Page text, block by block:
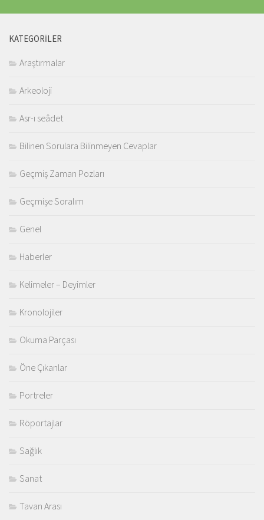
KATEGORILER
Araştırmalar
Arkeoloji
Asr-ı seâdet
Bilinen Sorulara Bilinmeyen Cevaplar
Geçmiş Zaman Pozları
Geçmişe Soralım
Genel
Haberler
Kelimeler – Deyimler
Kronolojiler
Okuma Parçası
Öne Çıkanlar
Portreler
Röportajlar
Sağlık
Sanat
Tavan Arası